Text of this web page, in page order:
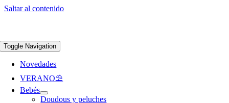
Saltar al contenido
Toggle Navigation
Novedades
VERANO⛱️​
Bebés
Doudous y peluches